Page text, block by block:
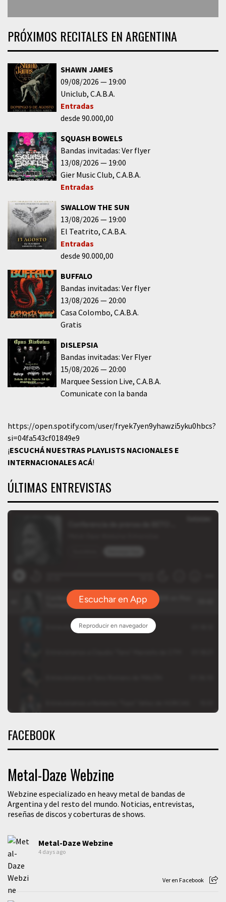
PRÓXIMOS RECITALES EN ARGENTINA
SHAWN JAMES
09/08/2026
19:00
Uniclub C.A.B.A.
Entradas
desde 90.000,00
SQUASH BOWELS
Bandas invitadas: Ver flyer
13/08/2026
19:00
Gier Music Club C.A.B.A.
Entradas
SWALLOW THE SUN
13/08/2026
19:00
El Teatrito C.A.B.A.
Entradas
desde 90.000,00
BUFFALO
Bandas invitadas: Ver flyer
13/08/2026
20:00
Casa Colombo C.A.B.A.
Gratis
DISLEPSIA
Bandas invitadas: Ver Flyer
15/08/2026
20:00
Marquee Session Live C.A.B.A.
Comunicate con la banda
https://open.spotify.com/user/fryek7yen9yhawzi5yku0hbcs?
si=04fa543cf01849e9
¡ESCUCHÁ NUESTRAS PLAYLISTS NACIONALES E
INTERNACIONALESACÁ!
ÚLTIMAS ENTREVISTAS
FACEBOOK
Metal-Daze Webzine
Webzine especializado en heavy metal de bandas de
Argentina y del resto del mundo. Noticias, entrevistas,
reseñas de discos y coberturas de shows.
Metal-Daze Webzine
4 days ago
Ver en Facebook